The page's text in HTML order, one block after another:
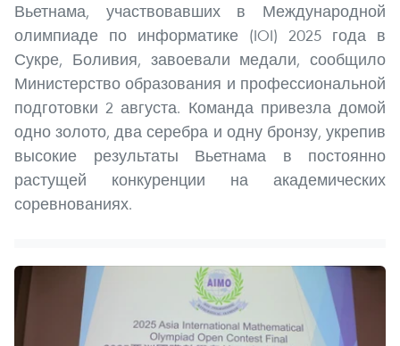
Вьетнама, участвовавших в Международной
олимпиаде по информатике (IOI) 2025 года в
Сукре, Боливия, завоевали медали, сообщило
Министерство образования и профессиональной
подготовки 2 августа. Команда привезла домой
одно золото, два серебра и одну бронзу, укрепив
высокие результаты Вьетнама в постоянно
растущей конкуренции на академических
соревнованиях.